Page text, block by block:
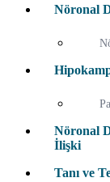
Nöronal
Nöronal
İlişki
Tanı ve